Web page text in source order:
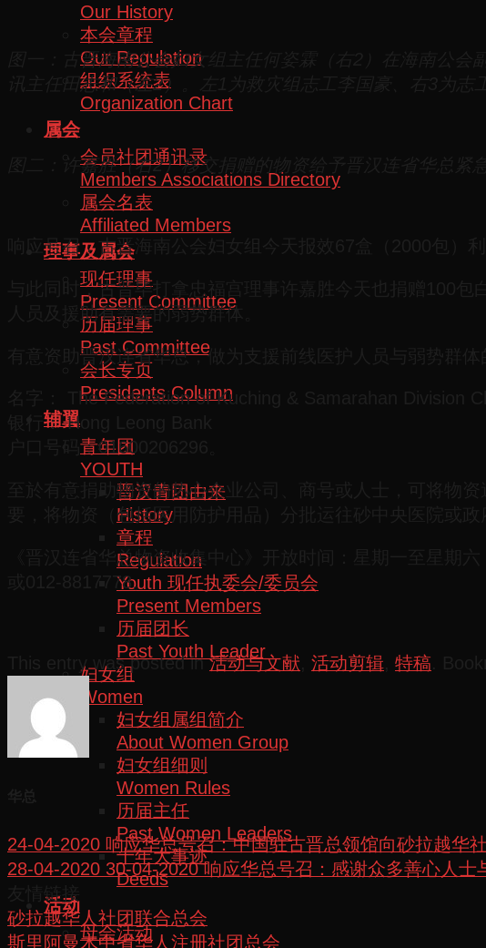
Our History
本会章程
Our Regulation
组织系统表
Organization Chart
属会
会员社团通讯录
Members Associations Directory
属会名表
Affiliated Members
理事及属会
现任理事
Present Committee
历届理事
Past Committee
会长专页
Presidents Column
辅翼
青年团
YOUTH
晋汉青团由来
History
章程
Regulation
Youth 现任执委会/委员会
Present Members
历届团长
Past Youth Leader
妇女组
Women
妇女组属组简介
About Women Group
妇女组细则
Women Rules
历届主任
Past Women Leaders
十年大事迹
Deeds
活动
母会活动
图一：古晋海南公会妇女组主任何姿霖（右2）在海南公
讯主任田志和（左2）。左1为救灾组志工李国豪、右3为志
图二：许嘉胜（右2）移交捐赠的物资给予晋汉连省华总
响应号召，古晋海南公会妇女组今天报效67盒（2000包）
与此同时，古晋毕打拿忠福宫理事许嘉胜今天也捐赠100
人员及援助有需要的弱势群体。
有意资助晋汉连省华总，做为支援前线医护人员与弱势群
名字： The Federation of Kuching & Samarahan Division
银行： Hong Leong Bank
户口号码：01600206296。
至於有意捐助物资的热心企业公司、商号或人士，可将物
要，将物资（包括医用防护用品）分批运往砂中央医院或
《晋汉连省华总物资收集中心》开放时间：星期一至星期
或012-8817778。
This entry was posted in活动与文献 活动剪辑 特稿
24-04-2020 响应华总号召：中国驻古晋总领馆向砂拉越华
28-04-2020 30-04-2020 响应华总号召：感谢众多善心人
友情链接
砂拉越华人社团联合总会
斯里阿曼木中省华人注册社团总会